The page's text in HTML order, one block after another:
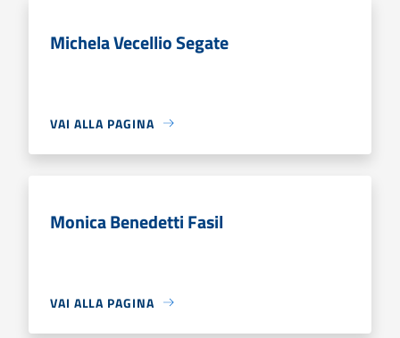
Michela Vecellio Segate
VAI ALLA PAGINA
Monica Benedetti Fasil
VAI ALLA PAGINA